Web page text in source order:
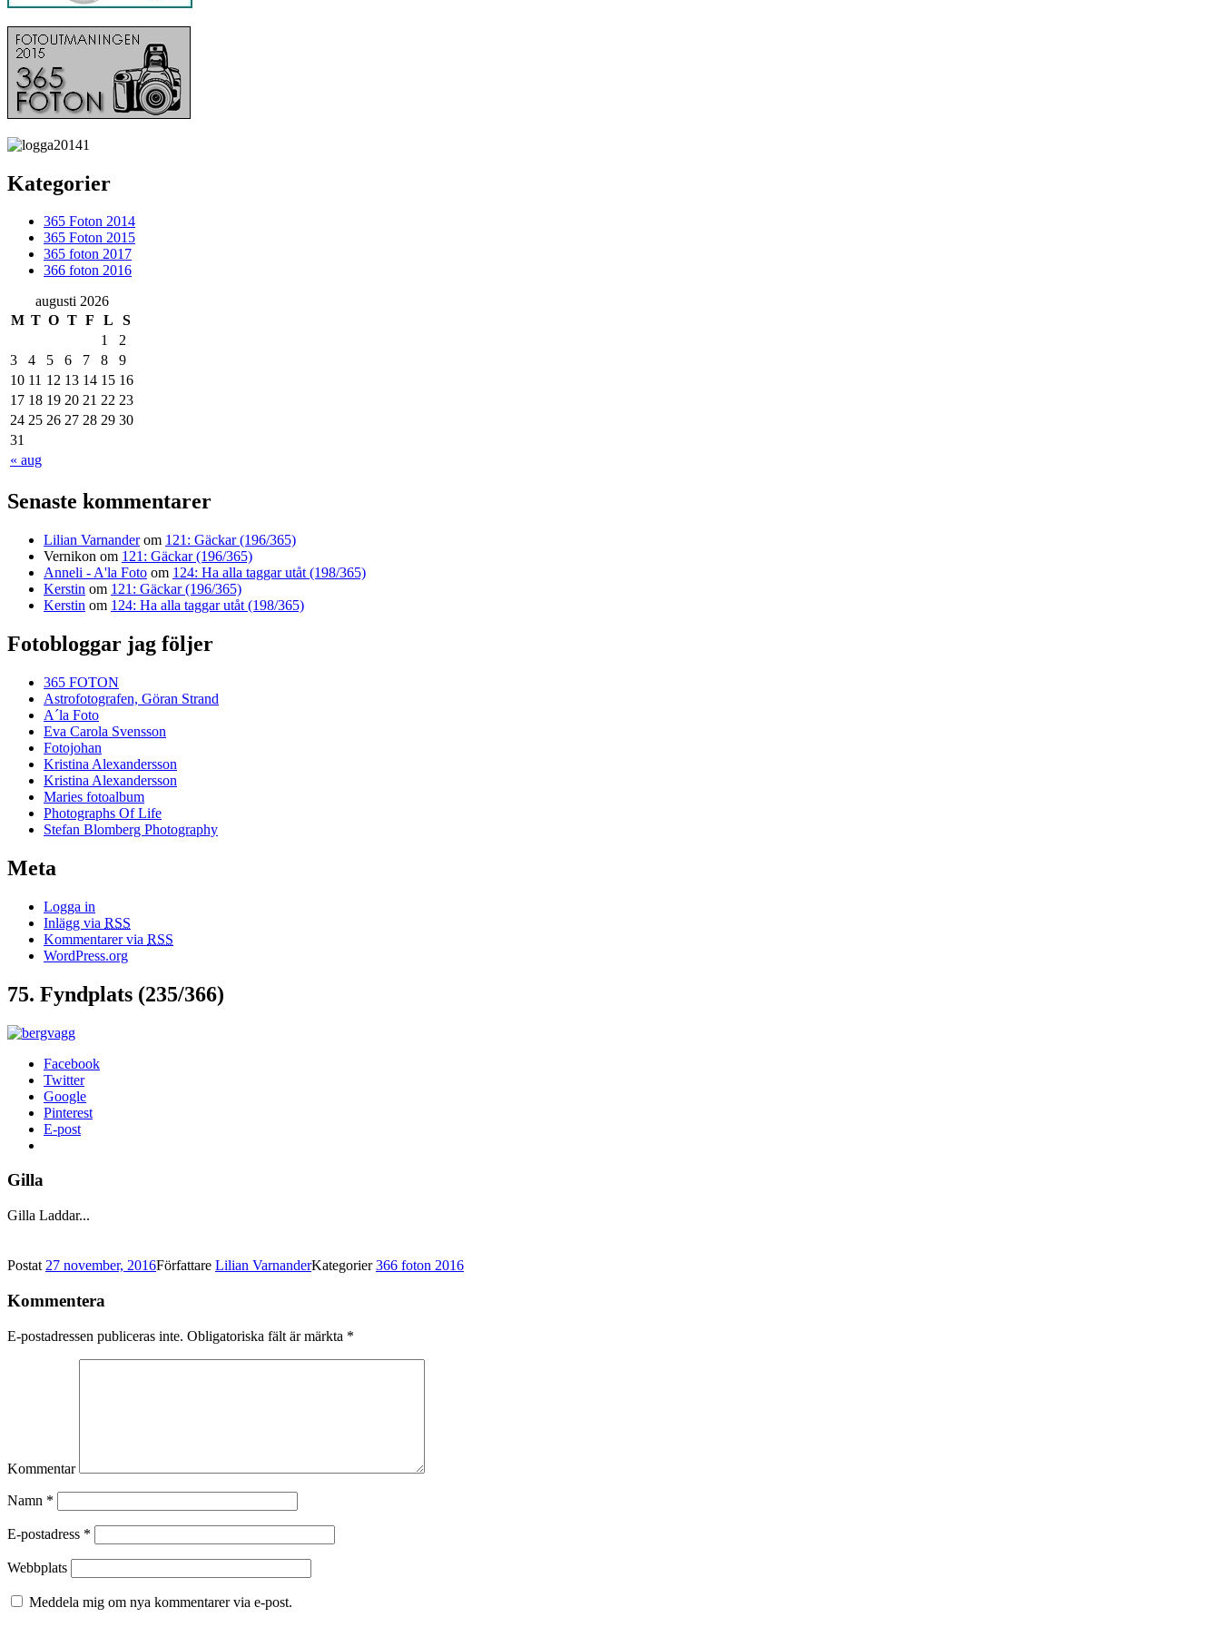
Kategorier
365 Foton 2014
365 Foton 2015
365 foton 2017
366 foton 2016
augusti 2026
M T O T F L S
« aug
1
2
3
4 5 6 7 8
9
10 11 12 13 14 15 16
17 18 19 20 21 22 23
24 25 26 27 28 29 30
31
Senaste kommentarer
Lilian Varnanderom 121: Gäckar (196/365)
Vernikon om 121: Gäckar (196/365)
Anneli - A'la Foto om 124: Ha alla taggar utåt (198/365)
Kerstin om 121: Gäckar (196/365)
Kerstin om 124: Ha alla taggar utåt (198/365)
Fotobloggar jag följer
365 FOTON
Astrofotografen, Göran Strand
A´la Foto
Eva Carola Svensson
Fotojohan
Kristina Alexandersson
Kristina Alexandersson
Maries fotoalbum
Photographs Of Life
Stefan Blomberg Photography
Meta
Logga in
Inlägg via RSS
Kommentarer via RSS
WordPress.org
75. Fyndplats (235/366)
Facebook
Twitter
Google
Pinterest
E-post
Gilla
Gilla Laddar...
Postat 27 november, 2016Författare Lilian VarnanderKategorier366 foton 2016
Kommentera
E-postadressen publiceras inte. Obligatoriska fält är märkta *
Kommentar
Namn *
E-postadress *
Webbplats
Meddela mig om nya kommentarer via e-post.